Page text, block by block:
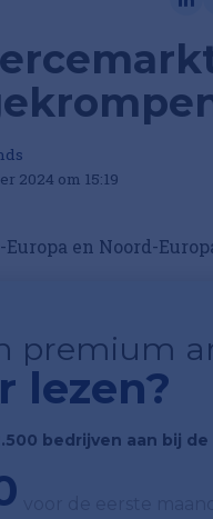
2024 om 15:19
en Noord-
premium
lezen?
bedrijven aan bij